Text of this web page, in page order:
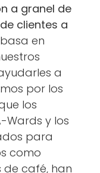
a granel de
clientes a
en
a
por los
los
Wards y los
para
como
de café, han